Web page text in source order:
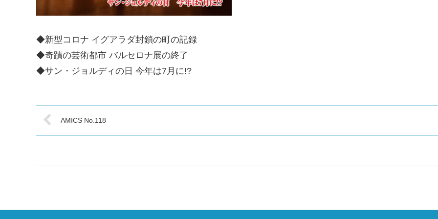
◆新型コロナ イグアラダ封鎖の町の記録
◆奇蹟の芸術都市 バルセロナ展の終了
◆サン・ジョルディの日 今年は7月に!?
AMICS No.118